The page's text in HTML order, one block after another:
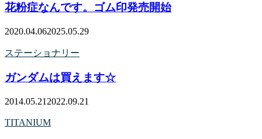
花粉症なんです。ゴム印発売開始
2020.04.062025.05.29
ステーショナリー
ガンダムは買えます☆
2014.05.21 2022.09.21
TITANIUM